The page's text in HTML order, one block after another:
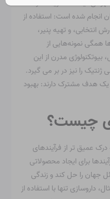
مفهومی نیست که ریشه در
انجام شده است: استفاده از
انتخابی، و تهیه پنیر،
همگی نمونه‌هایی از
بیوتکنولوژی مدرن از این
ژنتیک را نیز در بر می گیرد.
یک هدف مشترک دارند: بهبود
چیست؟
عمیق تر از فرآیندهای
برای ایجاد محصولاتی
جهان را حل کند و زندگی
داروسازی تنها با استفاده از